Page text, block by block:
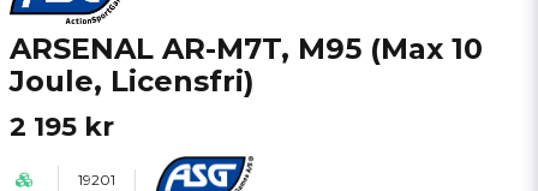
ARSENAL AR-M7T, M95 (Max 10
Joule, Licensfri)
2 195 kr
19201